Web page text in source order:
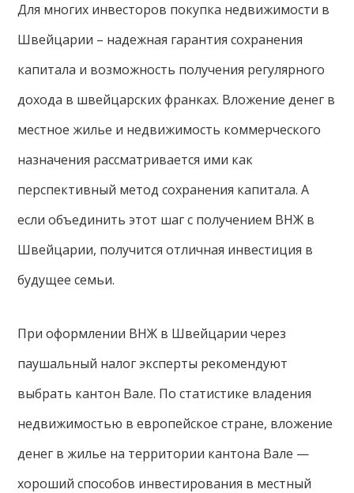
Для многих инвесторов покупка недвижимости в
Швейцарии – надежная гарантия сохранения
капитала и возможность получения регулярного
дохода в швейцарских франках. Вложение денег в
местное жилье и недвижимость коммерческого
назначения рассматривается ими как
перспективный метод сохранения капитала. А
если объединить этот шаг с получением ВНЖ в
Швейцарии, получится отличная инвестиция в
будущее семьи.
При оформлении ВНЖ в Швейцарии через
паушальный налог эксперты рекомендуют
выбрать кантон Вале. По статистике владения
недвижимостью в европейское стране, вложение
денег в жилье на территории кантона Вале —
хороший способов инвестирования в местный